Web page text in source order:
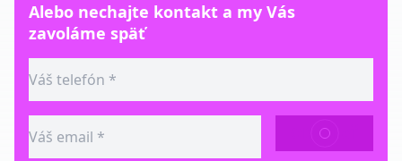
Alebo nechajte kontakt a my Vás
zavoláme späť
ODOSLAŤ